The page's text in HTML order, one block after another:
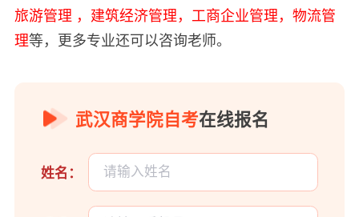
旅游管理 ，建筑经济管理，工商企业管理，物流管
理等，更多专业还可以咨询老师。
武汉商学院自考在线报名
姓名：